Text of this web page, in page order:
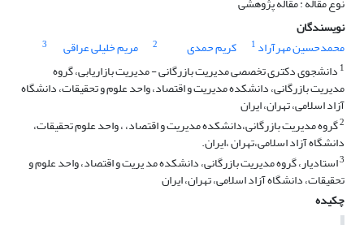
نویسندگان
محمدحسین مهرآراد 1 کریم حمدی 2 مریم خلیلی عراقی
3
1 دانشجوی دکتری تخصصی مدیریت بازرگانی - مدیریت بازاریابی، گروه
مدیریت بازرگانی، دانشکده مدیریت و اقتصاد، واحد علوم و تحقیقات، دانشگاه
آزاد اسلامی، تهران، ایران
2گروه مدیریت بازرگانی،دانشکده مدیریت و اقتصاد، ، واحد علوم تحقیقات،
دانشگاه آزاد اسلامی،تهران ،ایران.
3استادیار، گروه مدیریت بازرگانی، دانشکده مد یریت و اقتصاد، واحد علوم و
تحقیقات، دانشگاه آزاد اسلامی، تهران، ایران
چکیده